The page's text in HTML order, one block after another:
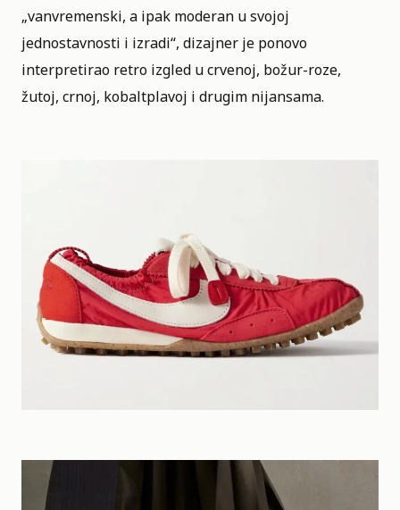
„vanvremenski, a ipak moderan u svojoj
jednostavnosti i izradi“, dizajner je ponovo
interpretirao retro izgled u crvenoj, božur-roze,
žutoj, crnoj, kobaltplavoj i drugim nijansama.